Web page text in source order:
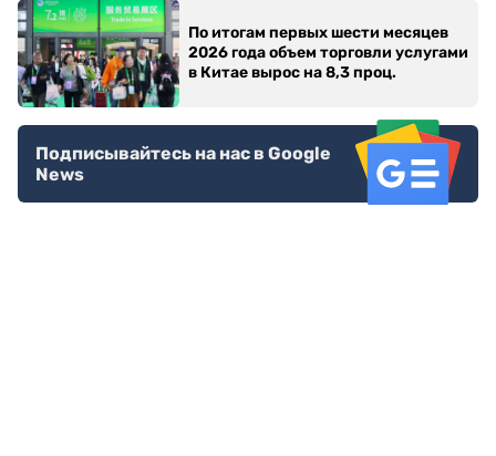
По итогам первых шести месяцев
2026 года объем торговли услугами
в Китае вырос на 8,3 проц.
Подписывайтесь на нас в Google
News